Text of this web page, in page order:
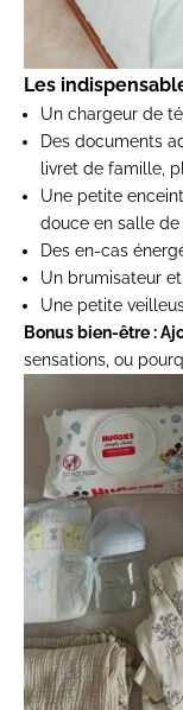
Les
Un chargeur de
Des documents
livret de famille,
Une petite
douce en salle de
Des en-cas
Un brumisateur
Une petite
Bonus bien-être :
sensations, ou